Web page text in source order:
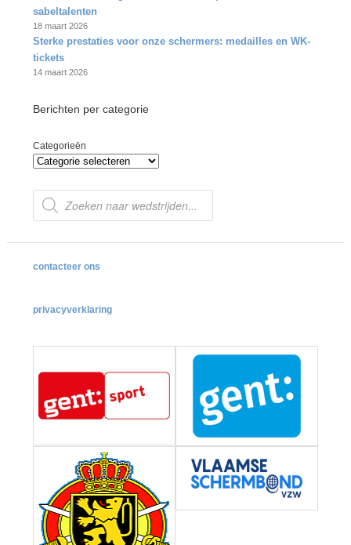
sabeltalenten
18 maart 2026
Sterke prestaties voor onze schermers: medailles en WK-
tickets
14 maart 2026
Berichten per categorie
Categorieën
Producten
zoeken
contacteer ons
privacyverklaring